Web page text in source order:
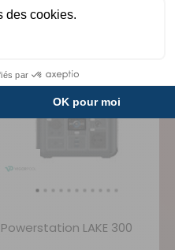
CHOISIR LE MODÈLE
Powerstation LAKE 300